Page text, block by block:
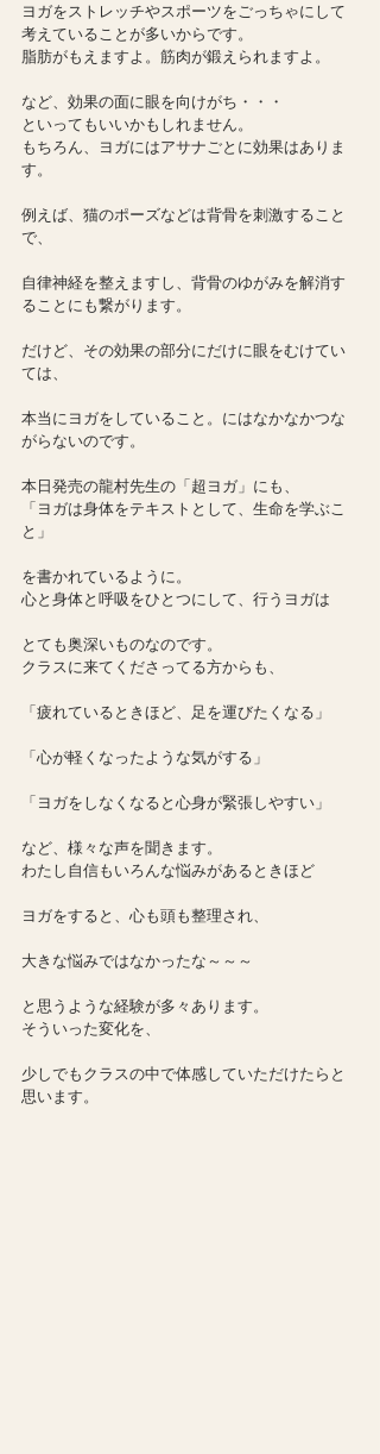
ヨガをストレッチやスポーツをごっちゃにして
考えていることが多いからです。
脂肪がもえますよ。筋肉が鍛えられますよ。
など、効果の面に眼を向けがち・・・
といってもいいかもしれません。
もちろん、ヨガにはアサナごとに効果はありま
す。
例えば、猫のポーズなどは背骨を刺激すること
で、
自律神経を整えますし、背骨のゆがみを解消す
ることにも繋がります。
だけど、その効果の部分にだけに眼をむけてい
ては、
本当にヨガをしていること。にはなかなかつな
がらないのです。
本日発売の龍村先生の「超ヨガ」にも、
「ヨガは身体をテキストとして、生命を学ぶこ
と」
を書かれているように。
心と身体と呼吸をひとつにして、行うヨガは
とても奥深いものなのです。
クラスに来てくださってる方からも、
「疲れているときほど、足を運びたくなる」
「心が軽くなったような気がする」
「ヨガをしなくなると心身が緊張しやすい」
など、様々な声を聞きます。
わたし自信もいろんな悩みがあるときほど
ヨガをすると、心も頭も整理され、
大きな悩みではなかったな～～～
と思うような経験が多々あります。
そういった変化を、
少しでもクラスの中で体感していただけたらと
思います。